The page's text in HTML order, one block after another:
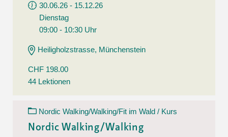
30.06.26 - 15.12.26
Dienstag
09:00 - 10:30 Uhr
Heiligholzstrasse, Münchenstein
CHF 198.00
44 Lektionen
Nordic Walking/Walking/Fit im Wald / Kurs
Nordic Walking/Walking